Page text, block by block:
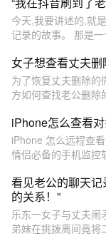
今天,我要讲述的,就
记录的故事。 那是
女子想查看丈夫删
为了恢复丈夫删除的
方如何查找老公删除
iPhone怎么查看对
iPhone 怎么远程查
情侣必备的手机监控
看见老公的聊天
的关系！”
乐东一女子与丈夫闹
弟妹在挑拨离间竟将